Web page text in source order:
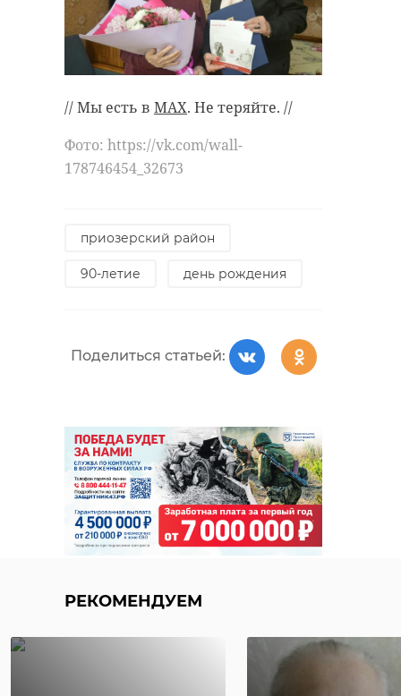
// Мы есть в MAX. Не теряйте. //
Фото: https://vk.com/wall-
178746454_32673
приозерский район
90-летие день рождения
Поделиться статьей:
РЕКОМЕНДУЕМ
gas-burns-with-blue-flame-
household-gas-consumption-close-up-
selective-
1902-4d15-b744-
Поделиться статьей: